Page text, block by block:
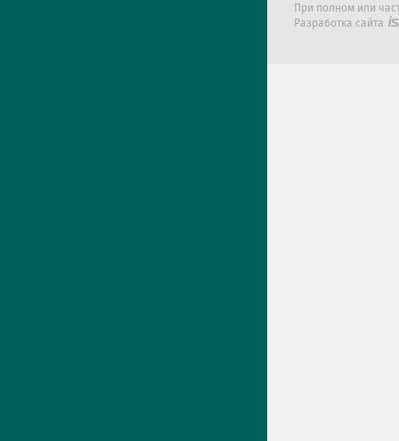
При полном или
Разработка сайта